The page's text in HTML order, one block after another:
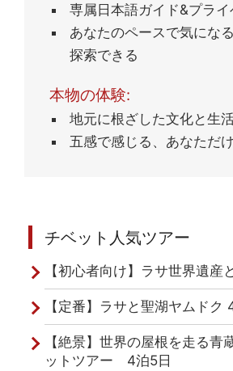
専属日本語ガイド&プラ
あなたのペースで気にな
探索できる
本物の体験:
地元に根ざした文化と生活
五感で感じる、あなただ
チベット人気ツアー
【初心者向け】ラサ世界遺産
【定番】ラサと聖湖ヤムドク
【絶景】世界の屋根を走る青
ットツアー 4泊5日